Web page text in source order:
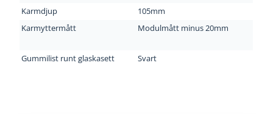
Karmdjup
105mm
Karmyttermått
Modulmått minus 20mm
Gummilist runt glaskasett Svart